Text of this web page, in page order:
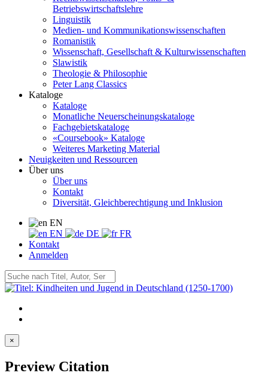
Betriebswirtschaftslehre
Linguistik
Medien- und Kommunikationswissenschaften
Romanistik
Wissenschaft, Gesellschaft & Kulturwissenschaften
Slawistik
Theologie & Philosophie
Peter Lang Classics
Kataloge
Kataloge
Monatliche Neuerscheinungskataloge
Fachgebietskataloge
«Coursebook» Kataloge
Weiteres Marketing Material
Neuigkeiten und Ressourcen
Über uns
Über uns
Kontakt
Diversität, Gleichberechtigung und Inklusion
EN
EN
DE
FR
Kontakt
Anmelden
×
Preview Citation